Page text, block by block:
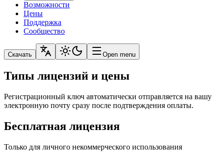
Возможности
Цены
Поддержка
Сообщество
Скачать Open menu
Типы лицензий и цены
Регистрационный ключ автоматически отправляется на вашу
электронную почту сразу после подтверждения оплаты.
Бесплатная лицензия
Только для личного некоммерческого использования